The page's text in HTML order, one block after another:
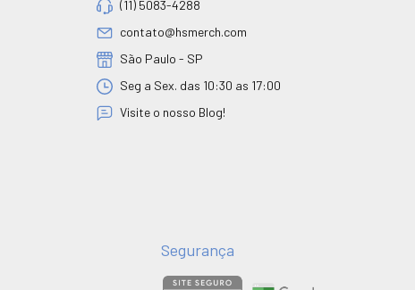
(11) 5083-4288
contato@hsmerch.com
São Paulo - SP
Seg a Sex. das 10:30 as 17:00
Visite o nosso Blog!
Segurança